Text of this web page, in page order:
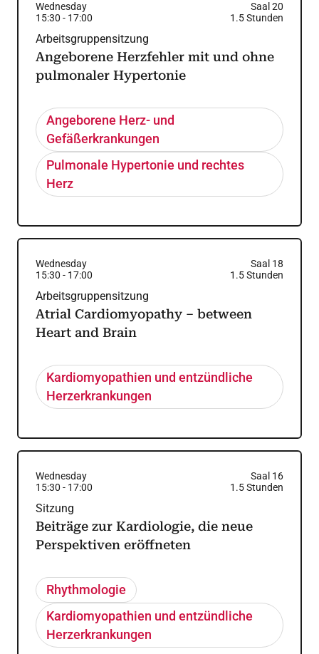
Wednesday
Saal 20
15:30 - 17:00 1.5Stunden
Arbeitsgruppensitzung
Angeborene Herzfehler mit und ohne
pulmonaler Hypertonie
Angeborene Herz- und
Gefäßerkrankungen
Pulmonale Hypertonie und rechtes
Herz
Wednesday
Saal 18
15:30 - 17:00 1.5Stunden
Arbeitsgruppensitzung
Atrial Cardiomyopathy – between
Heart and Brain
Kardiomyopathien und entzündliche
Herzerkrankungen
Wednesday
Saal 16
15:30 - 17:00 1.5Stunden
Sitzung
Beiträge zur Kardiologie, die neue
Perspektiven eröffneten
Rhythmologie
Kardiomyopathien und entzündliche
Herzerkrankungen